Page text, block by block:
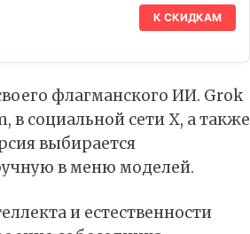
К СКИДКАМ
флагманского ИИ. Grok
в социальной сети X, а также
выбирается
в меню моделей.
и естественности